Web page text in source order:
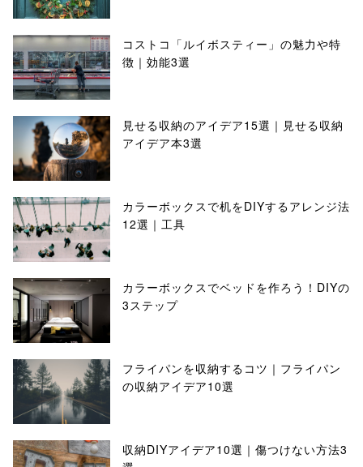
コストコ「ルイボスティー」の魅力や特
徴｜効能3選
見せる収納のアイデア15選｜見せる収納
アイデア本3選
カラーボックスで机をDIYするアレンジ法
12選｜工具
カラーボックスでベッドを作ろう！DIYの
3ステップ
フライパンを収納するコツ｜フライパン
の収納アイデア10選
収納DIYアイデア10選｜傷つけない方法3